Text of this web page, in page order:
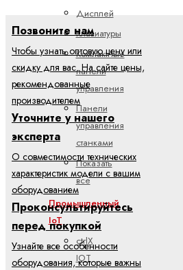
Дисплей
Клавиатуры
Компактные
панели
управления
Панели
управления
станками
Показать
все
Промышленный
IoT
ctrlX
IOT
Позвоните нам
Чтобы узнать оптовую цену или
скидку для вас. На сайте цены,
рекомендованные
производителем
Уточните у нашего
эксперта
О совместимости технических
характеристик модели с вашим
оборудованием
Проконсультируйтесь
перед покупкой
Узнайте все особенности
оборудования, которые важны